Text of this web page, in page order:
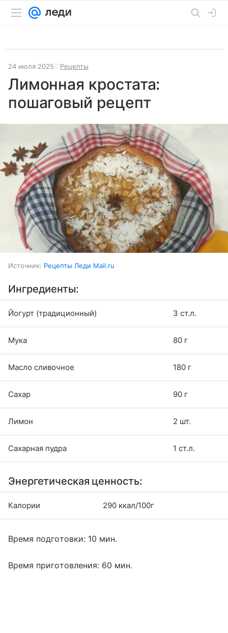
24 июля 2025 Рецепты
Лимонная кростата:
пошаговый рецепт
Источник: Рецепты Леди Mail.ru
Ингредиенты:
Йогурт (традиционный) 3 ст.л.
Мука 80 г
Масло сливочное 180 г
Сахар 90 г
Лимон 2 шт.
Сахарная пудра 1 ст.л.
Энергетическая ценность:
Калории 290 ккал/100г
Время подготовки: 10 мин.
Время приготовления: 60 мин.